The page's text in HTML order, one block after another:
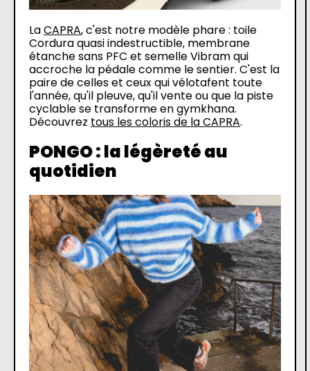
LaCAPRA, c'est notre modèle phare : toile
Cordura quasi indestructible, membrane
étanche sans PFC et semelle Vibram qui
accroche la pédale comme le sentier. C'est la
paire de celles et ceux qui vélotafent toute
l'année, qu'il pleuve, qu'il vente ou que la piste
cyclable se transforme en gymkhana.
Découvrez tous les coloris de la CAPRA.
PONGO : la légèreté au
quotidien